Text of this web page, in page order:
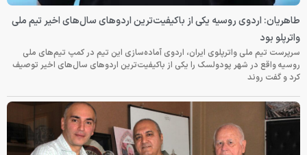
طاهریان: اردوی روسیه یکی از باکیفیت‌ترین اردوهای سال‌های اخیر تیم ملی
واترپلو بود
سرپرست تیم ملی واترپلوی ایران، اردوی آماده‌سازی این تیم در کمپ تیم‌های ملی
روسیه واقع در شهر پودولسک را یکی از باکیفیت‌ترین اردوهای سال‌های اخیر توصیف
کرد و گفت روند